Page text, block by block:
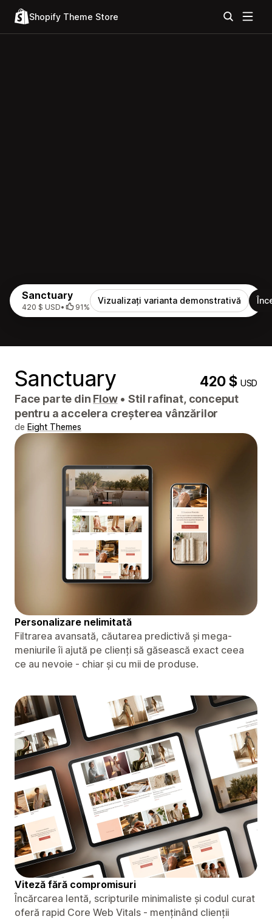
Shopify Theme Store
Sanctuary
420 $ USD• 91%
Vizualizați varianta demonstrativă
Sanctuary 420 $USD
Face parte din Flow • Stil rafinat, conceput
pentru a accelera creșterea vânzărilor
de Eight Themes
Personalizare nelimitată
Filtrarea avansată, căutarea predictivă și mega-
meniurile îi ajută pe clienți să găsească exact ceea
ce au nevoie - chiar și cu mii de produse.
Viteză fără compromisuri
Încărcarea lentă, scripturile minimaliste și codul curat
oferă rapid Core Web Vitals - menținând clienții